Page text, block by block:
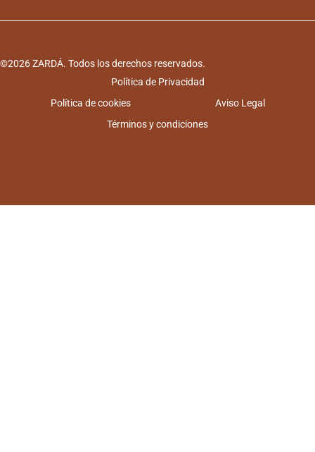
©2026 ZARDÁ. Todos los derechos reservados.
Política de Privacidad
Política de cookies
Aviso Legal
Términos y condiciones